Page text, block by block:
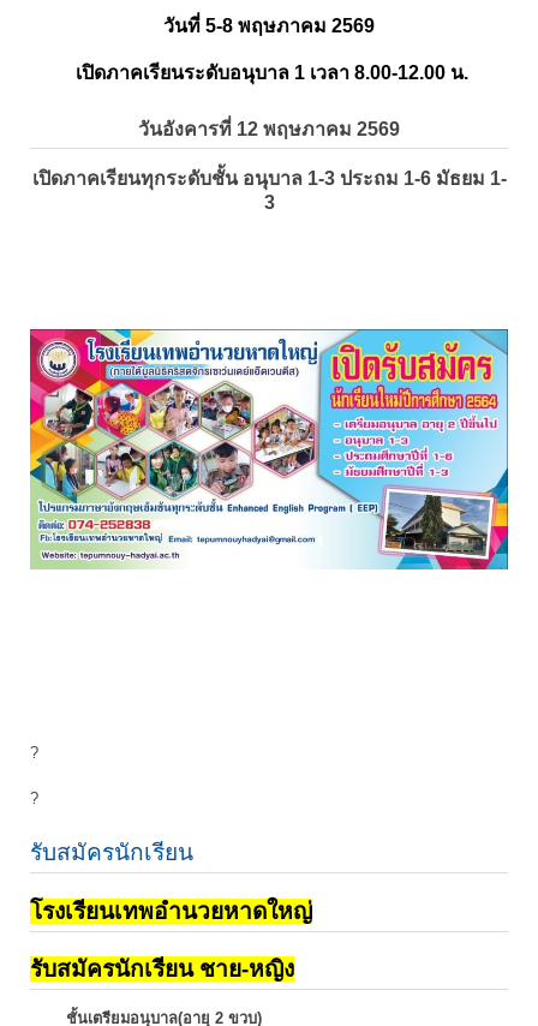
วันที่ 5-8 พฤษภาคม 2569
เปิดภาคเรียนระดับอนุบาล 1 เวลา 8.00-12.00 น.
วันอังคารที่ 12 พฤษภาคม 2569
เปิดภาคเรียนทุกระดับชั้น อนุบาล 1-3 ประถม 1-6 มัธยม 1-
3
?
?
รับสมัครนักเรียน
โรงเรียนเทพอำนวยหาดใหญ่
รับสมัครนักเรียน ชาย-หญิง
ชั้นเตรียมอนุบาล(อายุ 2 ขวบ)